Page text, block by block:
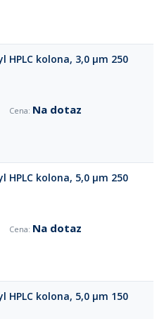
HPLC kolona, 3,0 µm 250
Na dotaz
HPLC kolona, 5,0 µm 250
Na dotaz
HPLC kolona, 5,0 µm 150